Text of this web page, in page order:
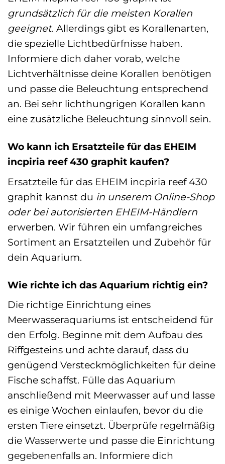
grundsätzlich für die meisten Korallen
geeignet. Allerdings gibt es Korallenarten,
die spezielle Lichtbedürfnisse haben.
Informiere dich daher vorab, welche
Lichtverhältnisse deine Korallen benötigen
und passe die Beleuchtung entsprechend
an. Bei sehr lichthungrigen Korallen kann
eine zusätzliche Beleuchtung sinnvoll sein.
Wo kann ich Ersatzteile für das EHEIM
incpiria reef 430 graphit kaufen?
Ersatzteile für das EHEIM incpiria reef 430
graphit kannst du in unserem Online-Shop
oder bei autorisierten EHEIM-Händlern
erwerben. Wir führen ein umfangreiches
Sortiment an Ersatzteilen und Zubehör für
dein Aquarium.
Wie richte ich das Aquarium richtig ein?
Die richtige Einrichtung eines
Meerwasseraquariums ist entscheidend für
den Erfolg. Beginne mit dem Aufbau des
Riffgesteins und achte darauf, dass du
genügend Versteckmöglichkeiten für deine
Fische schaffst. Fülle das Aquarium
anschließend mit Meerwasser auf und lasse
es einige Wochen einlaufen, bevor du die
ersten Tiere einsetzt. Überprüfe regelmäßig
die Wasserwerte und passe die Einrichtung
gegebenenfalls an. Informiere dich